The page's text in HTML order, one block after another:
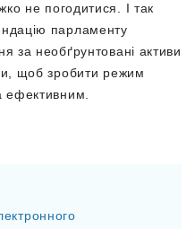
не погодитися. І так
парламенту
за необґрунтовані активи
щоб зробити режим
ефективним.